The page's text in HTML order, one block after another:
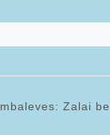
Zalai